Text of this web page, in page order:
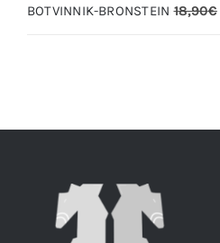
BOTVINNIK-BRONSTEIN 18,90€